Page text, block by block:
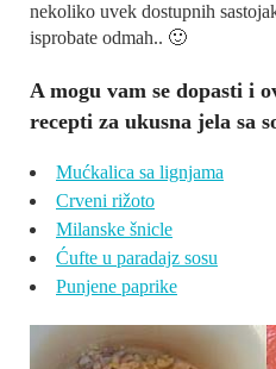
nekoliko uvek dostupnih
isprobate odmah.. 🙂
A mogu vam se dopasti i
recepti za ukusna jela sa
Mućkalica sa lignjama
Crveni rižoto
Milanske šnicle
Ćufte u paradajz sosu
Punjene paprike